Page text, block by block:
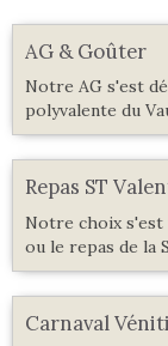
AG & Goûter
Notre AG s'est
polyvalente du
Repas ST
Notre choix
ou le repas de la
Carnaval